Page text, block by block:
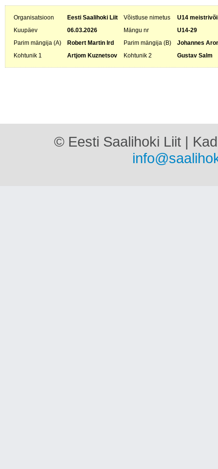
Organisatsioon Eesti Saalihoki Liit Võistluse nimetus
U14
Kuupäev
06.03.2026 Mängu nr
U14-29
Parim mängija (A)
Robert Martin Ird Parim mängija (B)
Johannes
Kohtunik 1
Artjom Kuznetsov Kohtunik 2 Gustav Salm
© Eesti Saalihoki Liit |